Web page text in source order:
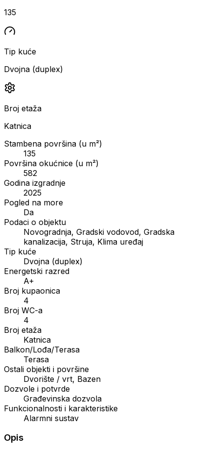
135
Tip kuće
Dvojna (duplex)
Broj etaža
Katnica
Stambena površina (u m²)
135
Površina okućnice (u m²)
582
Godina izgradnje
2025
Pogled na more
Da
Podaci o objektu
Novogradnja, Gradski vodovod, Gradska
kanalizacija, Struja, Klima uređaj
Tip kuće
Dvojna (duplex)
Energetski razred
A+
Broj kupaonica
4
Broj WC-a
4
Broj etaža
Katnica
Balkon/Lođa/Terasa
Terasa
Ostali objekti i površine
Dvorište / vrt, Bazen
Dozvole i potvrde
Građevinska dozvola
Funkcionalnosti i karakteristike
Alarmni sustav
Opis